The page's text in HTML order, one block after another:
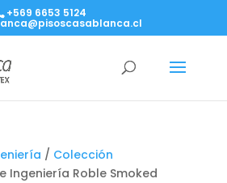
+569 6653 5124
/ Colección
Ingeniería Roble Smoked